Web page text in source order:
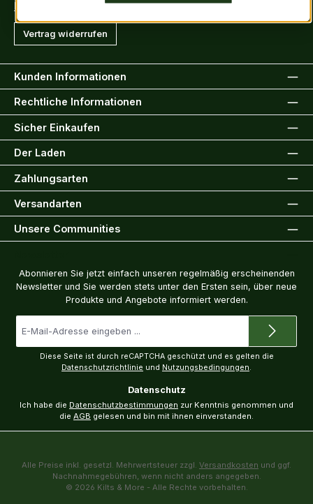
Vertrag widerrufen
Kunden Informationen
Rechtliche Informationen
Sicher Einkaufen
Der Laden
Zahlungsarten
Versandarten
Unsere Communities
Abonnieren Sie jetzt einfach unseren regelmäßig erscheinenden
Newsletter und Sie werden stets unter den Ersten sein, über neue
Produkte und Angebote informiert werden.
Mail-
Diese Seite ist durch reCAPTCHA geschützt und es gelten die
Datenschutzrichtlinie und Nutzungsbedingungen.
Datenschutz
Ich habe die Datenschutzbestimmungen zur Kenntnis genommen und
die AGB gelesen und bin mit ihnen einverstanden.
Alle Preise inkl. gesetzl. Mehrwertsteuer zzgl. Versandkosten und ggf.
Nachnahmegebühren, wenn nicht anders angegeben.
© 2026 Kilts & More - Alle Rechte vorbehalten.